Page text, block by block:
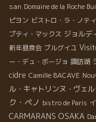
san Domaine de la Roche
ピヨン ビストロ・ラ・ノテ
プティ・マックス ジョルデ
新年昼食会 ブルグイユ
ー・デュ・ボージョ 諏訪湖
cidre Camille BACAVE
ル・キャトリンヌ・ヴェル
ク・ペノ bistro de Paris
CARMARANS OSAKA